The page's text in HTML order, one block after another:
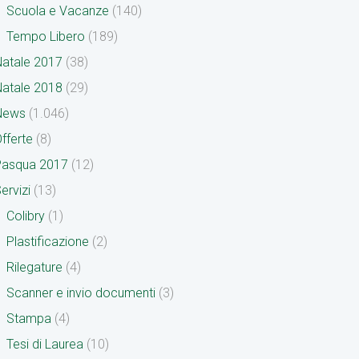
Scuola e Vacanze (140)
Tempo Libero (189)
2017 (38)
2018 (29)
(1.046)
(8)
2017 (12)
(13)
Colibry (1)
Plastificazione (2)
Rilegature (4)
Scanner e invio documenti (3)
Stampa (4)
Tesi di Laurea (10)